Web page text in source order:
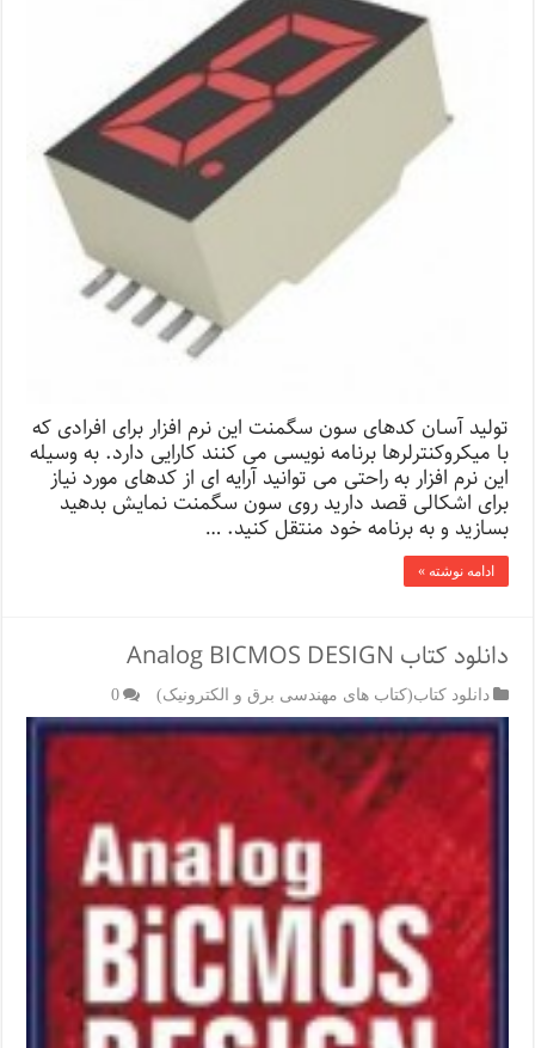
تولید آسان کدهای سون سگمنت این نرم افزار برای افرادی که
با میکروکنترلرها برنامه نویسی می کنند کارایی دارد. به وسیله
این نرم افزار به راحتی می توانید آرایه ای از کدهای مورد نیاز
برای اشکالی قصد دارید روی سون سگمنت نمایش بدهید
بسازید و به برنامه خود منتقل کنید. …
ادامه نوشته »
دانلود کتاب Analog BICMOS DESIGN
دانلود کتاب(کتاب های مهندسی برق و الکترونیک) 0